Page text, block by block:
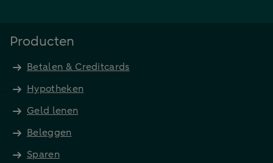
Producten
Betalen & Creditcards
Hypotheken
Geld lenen
Beleggen
Sparen